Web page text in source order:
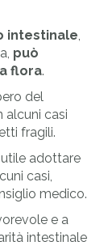
intestinale,
può
flora.
del
alcuni casi
fragili.
adottare
casi,
medico.
e a
intestinale